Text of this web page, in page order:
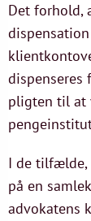
Det forhold,
dispenseres
pligten til at
I de tilfælde,
på en
advokatens